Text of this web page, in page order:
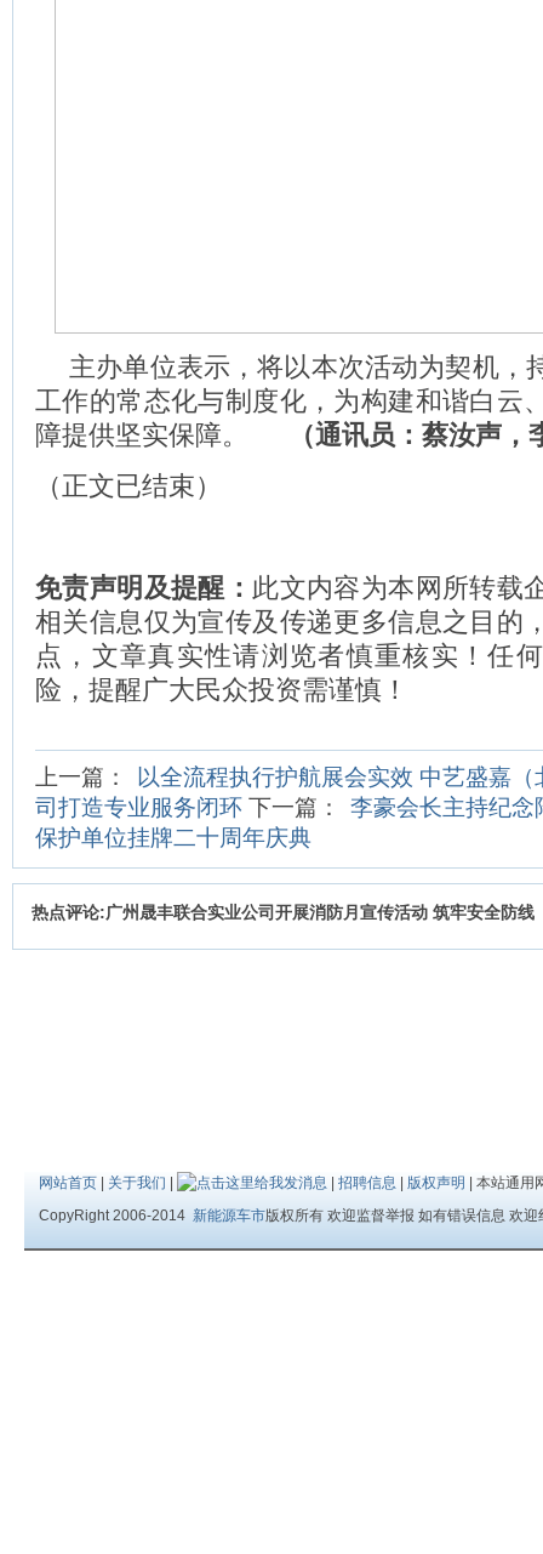
主办单位表示，将以本次活动为契机，
工作的常态化与制度化，为构建和谐白云
障提供坚实保障。
（通讯员：蔡汝声，
（正文已结束）
免责声明及提醒： 此文内容为本网所转载
相关信息仅为宣传及传递更多信息之目的
点，文章真实性请浏览者慎重核实！任
险，提醒广大民众投资需谨慎！
上一篇：
以全流程执行护航展会实效 中艺盛嘉
司打造专业服务闭环 下一篇：
李豪会长主持纪念
保护单位挂牌二十周年庆典
热点评论:广州晟丰联合实业公司开展消防月宣传活动 筑牢安全防线
网站首页 关于我们 招聘信息 版权声明
| 本站通用
CopyRight 2006-2014 新能源车市版权所有 欢迎监督举报 如有错误信息 欢迎